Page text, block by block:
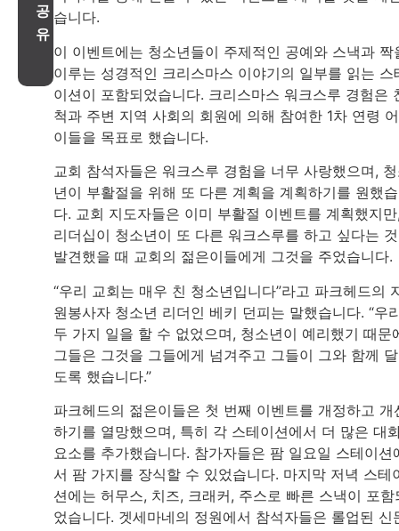
공
유
습니다.
이 이벤트에는 청소년들이 주제적인 공예와 스낵과 짝
이루는 성경적인 크리스마스 이야기의 일부를 읽는 스
이션이 포함되었습니다. 크리스마스 워크스루 경험은
척과 주변 지역 사회의 회원에 의해 참여한 1차 연령
이들을 목표로 했습니다.
교회 참석자들은 워크스루 경험을 너무 사랑했으며,
년이 부활절을 위해 또 다른 계획을 계획하기를 원했
다. 교회 지도자들은 이미 부활절 이벤트를 계획했지
리더십이 청소년이 또 다른 워크스루를 하고 싶다는
발견했을 때 교회의 젊은이들에게 그것을 주었습니다.
“우리 교회는 매우 친 청소년입니다”라고 파크헤드의
원봉사자 청소년 리더인 베키 던피는 말했습니다. “우
두 가지 일을 할 수 없었으며, 청소년이 예리했기 때문
그들은 그것을 그들에게 넘겨주고 그들이 그와 함께
도록 했습니다.”
파크헤드의 젊은이들은 첫 번째 이벤트를 개정하고 개
하기를 열망했으며, 특히 각 스테이션에서 더 많은 대
요소를 추가했습니다. 참가자들은 팜 일요일 스테이션
서 팜 가지를 장식할 수 있었습니다. 마지막 저녁 스테
션에는 허무스, 치즈, 크래커, 주스로 빠른 스낵이 포함
었습니다. 겟세마네의 정원에서 참석자들은 롤업된 신